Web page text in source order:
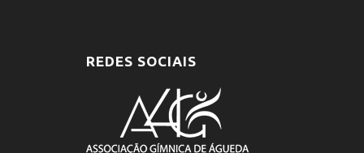
REDES SOCIAIS